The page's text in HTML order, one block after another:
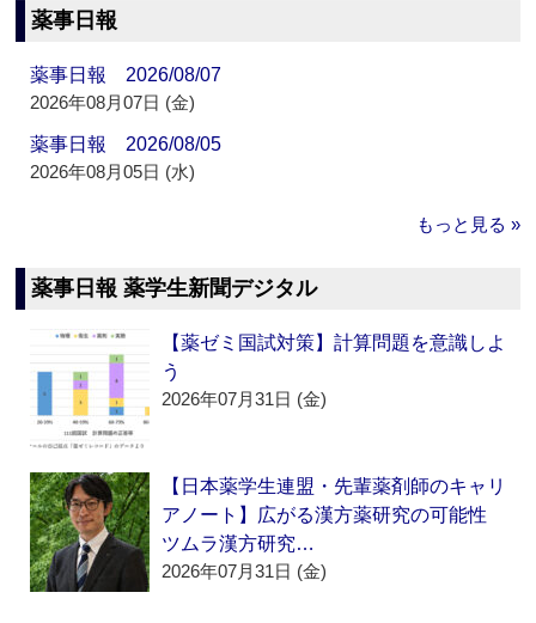
薬事日報
薬事日報 2026/08/07
2026年08月07日 (金)
薬事日報 2026/08/05
2026年08月05日 (水)
もっと見る »
薬事日報 薬学生新聞デジタル
【薬ゼミ国試対策】計算問題を意識しよ
う
2026年07月31日 (金)
【日本薬学生連盟・先輩薬剤師のキャリ
アノート】広がる漢方薬研究の可能性
ツムラ漢方研究…
2026年07月31日 (金)